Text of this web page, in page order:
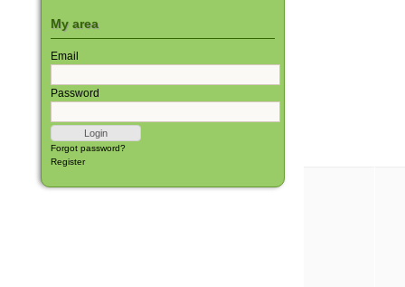
My area
Email
Password
Forgot password?
Register